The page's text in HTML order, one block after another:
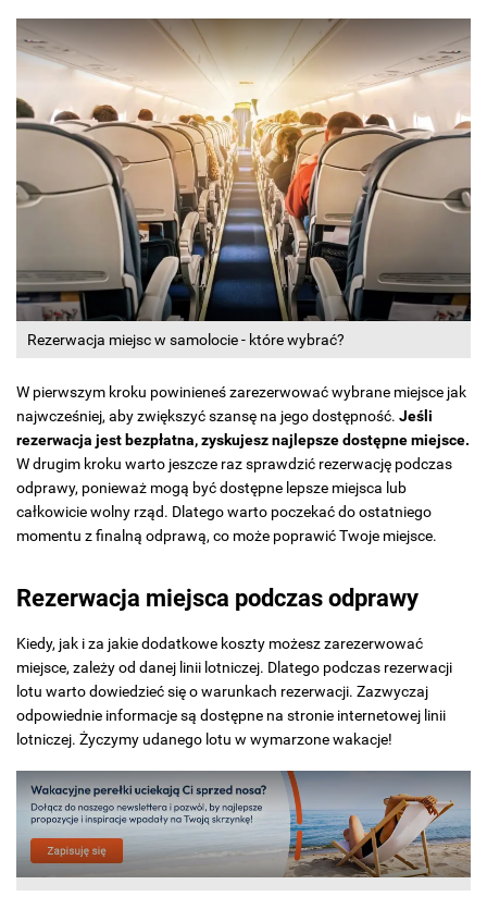
Rezerwacja miejsc w samolocie - które wybrać?
W pierwszym kroku powinieneś zarezerwować wybrane miejsce jak
najwcześniej, aby zwiększyć szansę na jego dostępność. Jeśli
rezerwacja jest bezpłatna, zyskujesz najlepsze dostępne miejsce.
W drugim kroku warto jeszcze raz sprawdzić rezerwację podczas
odprawy, ponieważ mogą być dostępne lepsze miejsca lub
całkowicie wolny rząd. Dlatego warto poczekać do ostatniego
momentu z finalną odprawą, co może poprawić Twoje miejsce.
Rezerwacja miejsca podczas odprawy
Kiedy, jak i za jakie dodatkowe koszty możesz zarezerwować
miejsce, zależy od danej linii lotniczej. Dlatego podczas rezerwacji
lotu warto dowiedzieć się o warunkach rezerwacji. Zazwyczaj
odpowiednie informacje są dostępne na stronie internetowej linii
lotniczej. Życzymy udanego lotu w wymarzone wakacje!